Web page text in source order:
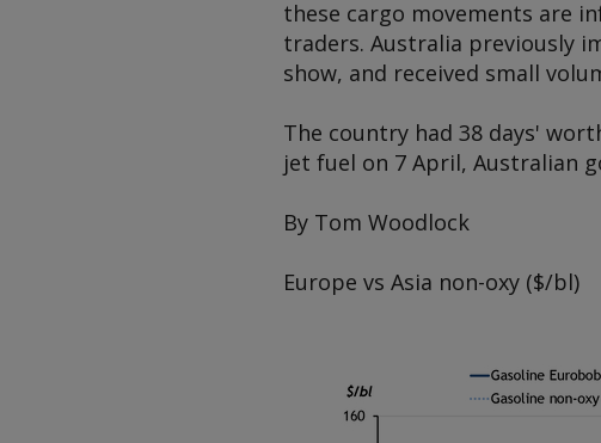
these cargo movements are
traders. Australia previously
show, and received small
The country had 38 days'
jet fuel on 7 April, Australian
By Tom Woodlock
Europe vs Asia non-oxy ($/bl)